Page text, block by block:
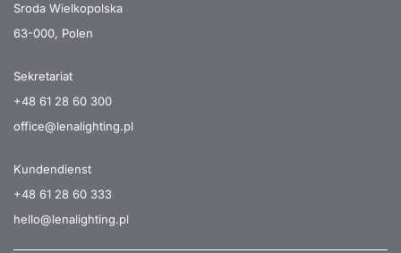
Sroda Wielkopolska
63-000, Polen
Sekretariat
+48 61 28 60 300
office@lenalighting.pl
Kundendienst
+48 61 28 60 333
hello@lenalighting.pl